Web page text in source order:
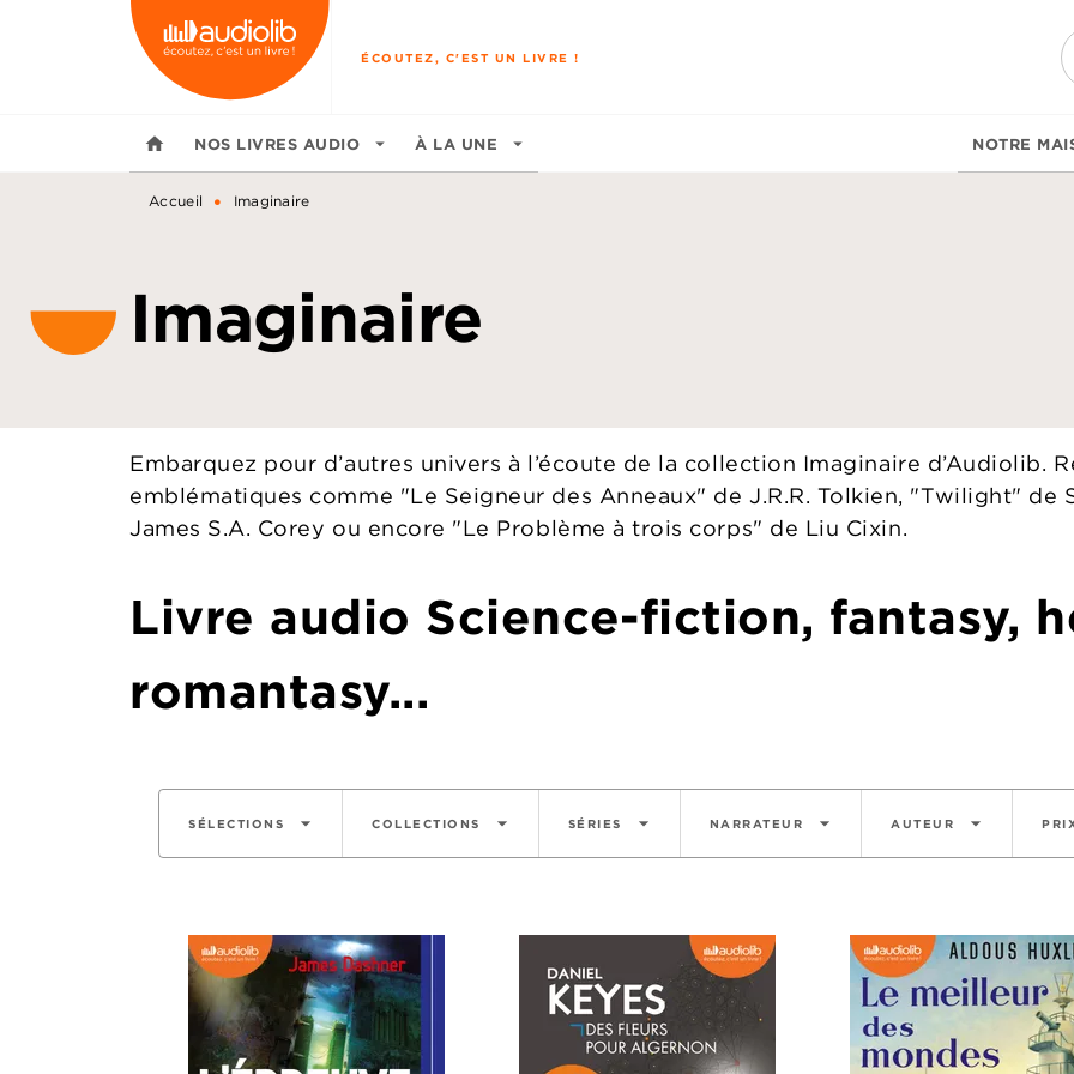
MENU RECHERCHE
ÉCOUTEZ, C'EST UN LIVRE !
home NOS LIVRES AUDIO arrow_drop_down À LA UNE arrow_drop_down NOTRE
Accueil • Imaginaire
Imaginaire
Embarquez pour d’autres univers à l’écoute de la collection Imaginaire d’Audiolib.
emblématiques comme "Le Seigneur des Anneaux" de J.R.R. Tolkien, "Twilight" de
James S.A. Corey ou encore "Le Problème à trois corps" de Liu Cixin.
Livre audio Science-fiction, fantasy,
romantasy...
SÉLECTIONS arrow_drop_down COLLECTIONS arrow_drop_down SÉRIES arrow_drop_down NARRATEUR arrow_drop_down AUTEUR arrow_drop_down